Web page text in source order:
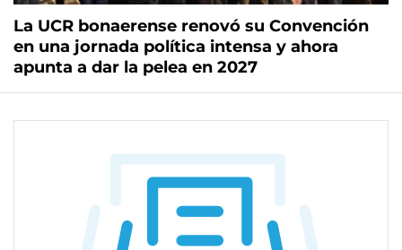
La UCR bonaerense renovó su Convención
en una jornada política intensa y ahora
apunta a dar la pelea en 2027